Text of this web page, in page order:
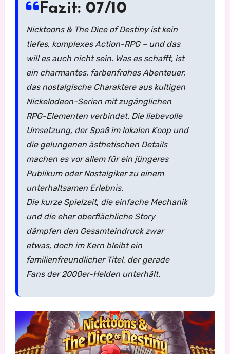
Fazit: 07/10
Nicktoons & The Dice of Destiny ist kein
tiefes, komplexes Action-RPG – und das
will es auch nicht sein. Was es schafft, ist
ein charmantes, farbenfrohes Abenteuer,
das nostalgische Charaktere aus kultigen
Nickelodeon-Serien mit zugänglichen
RPG-Elementen verbindet. Die liebevolle
Umsetzung, der Spaß im lokalen Koop und
die gelungenen ästhetischen Details
machen es vor allem für ein jüngeres
Publikum oder Nostalgiker zu einem
unterhaltsamen Erlebnis.
Die kurze Spielzeit, die einfache Mechanik
und die eher oberflächliche Story
dämpfen den Gesamteindruck zwar
etwas, doch im Kern bleibt ein
familienfreundlicher Titel, der gerade
Fans der 2000er-Helden unterhält.